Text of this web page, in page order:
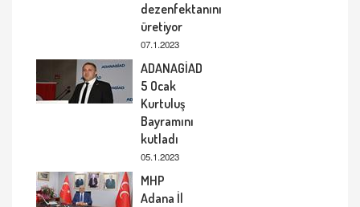
dezenfektanını
üretiyor
07.1.2023
ADANAGİAD
5 Ocak
Kurtuluş
Bayramını
kutladı
05.1.2023
MHP
Adana İl